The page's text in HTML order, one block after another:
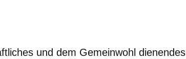
und dem Gemeinwohl dienendes